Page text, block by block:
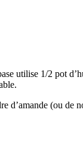
utilise 1/2 pot
d’amande (ou de